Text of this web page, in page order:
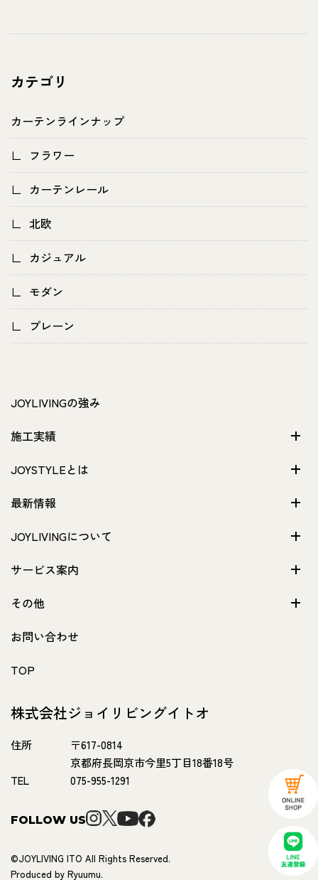
カテゴリ
カーテンラインナップ
フラワー
カーテンレール
北欧
カジュアル
モダン
プレーン
JOYLIVINGの強み
施工実績
JOYSTYLEとは
最新情報
JOYLIVINGについて
サービス案内
その他
お問い合わせ
TOP
株式会社ジョイリビングイトオ
住所
〒617-0814
京都府長岡京市今里5丁目18番18号
TEL
075-955-1291
FOLLOW US
©JOYLIVING ITO All Rights Reserved.
Produced by Ryuumu.